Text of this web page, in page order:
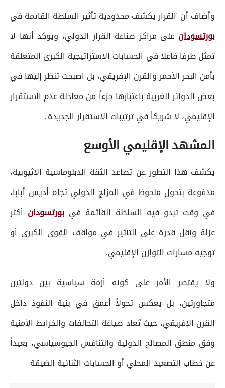
وأضاف أن 'القرار يكشف محدودية تأثير السلطة القائمة في
بورتسودان على مراكز صناعة القرار الدولي، ويؤكد أنها لا
تمثل طرفا فاعلا في الحسابات الاستراتيجية الكبرى المتعلقة
بأمن البحر الأحمر والقرن الإفريقي، بل اصبحت تنظر إليها في
بعض الدوائر الغربية باعتبارها جزءاً من معادلة عدم الاستقرار
الإقليمي، لا شريكاً في ترتيبات الاستقرار الجديدة'.
المشهد الإقليمي الأوسع
يكشف هذا التطور عن تصاعد الثقة الدبلوماسية الإثيوبية،
مدفوعة بتحول ملحوظ في المزاج الدولي تجاه أديس أبابا،
في وقت تبدو فيه السلطة القائمة في بورتسودان أكثر
عزلة وأقل قدرة على التأثير في مواقف القوى الكبرى أو
توجيه مسارات التوازن الإقليمي.
ولا يقتصر الأمر على كونه أزمة سياسية بين دولتين
متجاورتين، بل يعكس تحولاً أعمق في بنية النفوذ داخل
القرن الإفريقي، حيث تُعاد صياغة التحالفات والخرائط الأمنية
وفق منطق المصالح الدولية والتنافس الجيوسياسي، بعيداً
عن خطاب التصعيد المحلي أو الحسابات الثنائية الضيقة